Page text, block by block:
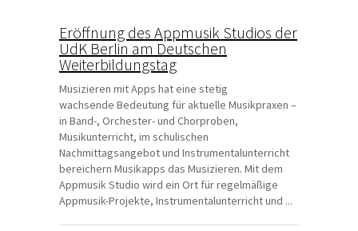
Eröffnung des Appmusik Studios der
UdK Berlin am Deutschen
Weiterbildungstag
Musizieren mit Apps hat eine stetig
wachsende Bedeutung für aktuelle Musikpraxen –
in Band-, Orchester- und Chorproben,
Musikunterricht, im schulischen
Nachmittagsangebot und Instrumentalunterricht
bereichern Musikapps das Musizieren. Mit dem
Appmusik Studio wird ein Ort für regelmäßige
Appmusik-Projekte, Instrumentalunterricht und ...